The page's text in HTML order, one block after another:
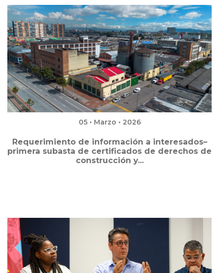
05 • Marzo • 2026
Requerimiento de información a interesados–
primera subasta de certificados de derechos de
construcción y...